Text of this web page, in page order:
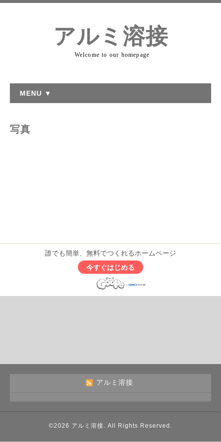
アルミ溶接
Welcome to our homepage
MENU ▼
写真
アルミ溶接
©2026 アルミ溶接. All Rights Reserved.
誰でも簡単、無料でつくれるホームページ
今すぐはじめる